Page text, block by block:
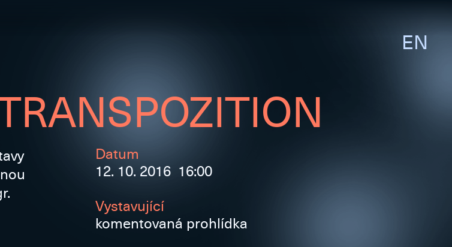
EN
Datum
12. 10. 2016 16:00
Vystavující
komentovaná prohlídka